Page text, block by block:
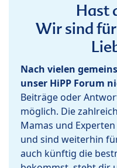
Hast
Wir sind
Nach vielen
unser HiPP Forum
Beiträge oder
möglich. Die
Mamas und
und sind weiterhin
auch künftig die